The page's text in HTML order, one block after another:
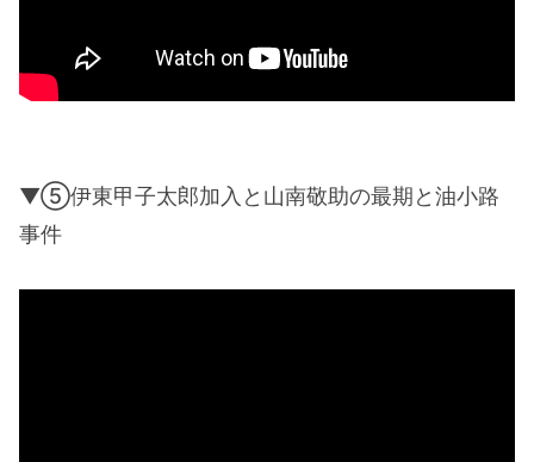
▼⑤伊東甲子太郎加入と山南敬助の最期と油小路
事件